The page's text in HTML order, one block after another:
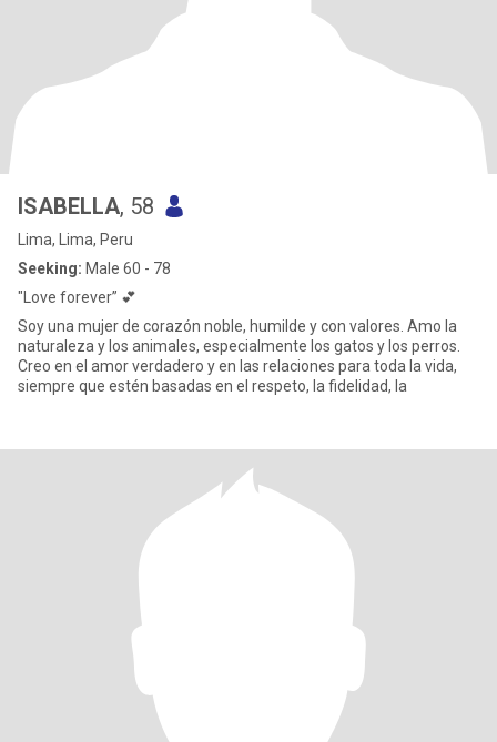
ISABELLA, 58
Lima, Lima, Peru
Seeking: Male 60 - 78
"Love forever” 💕
Soy una mujer de corazón noble, humilde y con valores. Amo la
naturaleza y los animales, especialmente los gatos y los perros.
Creo en el amor verdadero y en las relaciones para toda la vida,
siempre que estén basadas en el respeto, la fidelidad, la